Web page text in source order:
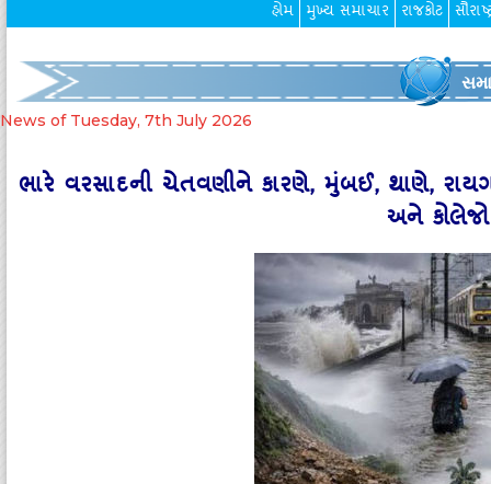
હોમ મુખ્ય સમાચાર રાજકોટ
News of Tuesday, 7th July 2026
ભારે વરસાદની ચેતવણીને કારણે, મુંબઈ, થાણે,
અને